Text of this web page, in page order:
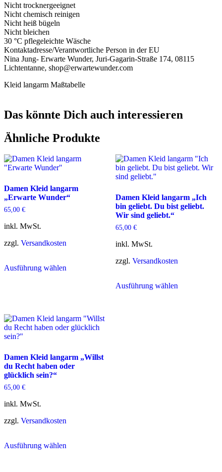
Nicht trocknergeeignet
Nicht chemisch reinigen
Nicht heiß bügeln
Nicht bleichen
30 °C pflegeleichte Wäsche
Kontaktadresse/Verantwortliche Person in der EU
Nina Jung- Erwarte Wunder, Juri-Gagarin-Straße 174, 08115
Lichtentanne, shop@erwartewunder.com
Kleid langarm Maßtabelle
Das könnte Dich auch interessieren
Ähnliche Produkte
Damen Kleid langarm
„Erwarte Wunder“
65,00 €
inkl. MwSt.
zzgl. Versandkosten
Ausführung wählenProdukt
Optionen
können
Produktseite
gewählt
Damen Kleid langarm „Ich
bin geliebt. Du bist geliebt.
Wir sind geliebt.“
65,00 €
inkl. MwSt.
zzgl. Versandkosten
Ausführung wählenProdukt
Damen Kleid langarm „Willst
du Recht haben oder
glücklich sein?“
65,00 €
inkl. MwSt.
zzgl. Versandkosten
Ausführung wählenProdukt